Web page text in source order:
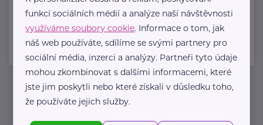
Newsletter
funkcí sociálních médií a analýze naší návštěvnosti
využíváme soubory cookie. Informace o tom, jak
náš web používáte, sdílíme se svými partnery pro
sociální média, inzerci a analýzy. Partneři tyto údaje
mohou zkombinovat s dalšími informacemi, které
jste jim poskytli nebo které získali v důsledku toho,
že používáte jejich služby.